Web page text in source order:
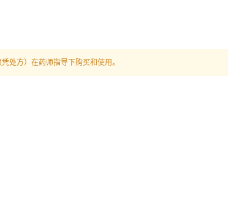
处方）在药师指导下购买和使用。